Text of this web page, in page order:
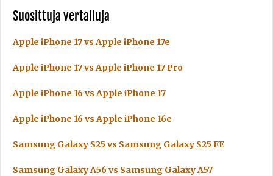
Suosittuja vertailuja
Apple iPhone 17 vs Apple iPhone 17e
Apple iPhone 17 vs Apple iPhone 17 Pro
Apple iPhone 16 vs Apple iPhone 17
Apple iPhone 16 vs Apple iPhone 16e
Samsung Galaxy S25 vs Samsung Galaxy S25 FE
Samsung Galaxy A56 vs Samsung Galaxy A57